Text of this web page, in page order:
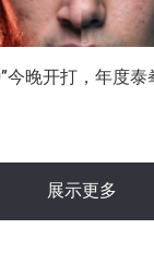
今晚开打，年度
展示更多